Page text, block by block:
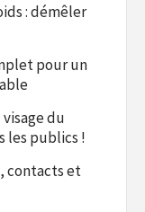
: démêler
pour un
du
les publics !
contacts et